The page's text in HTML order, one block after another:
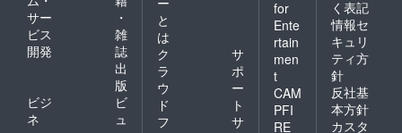
サー
ビス
開発
・
雑
誌
出
版
ビジ
ネ
ビ
ュ
と
は
ク
ラ
ウ
ド
フ
サ
ポ
ー
ト
サ
for
Ente
rtain
men
t
CAM
PFI
RE
く表記
情報セ
キュリ
ティ方
針
反社基
本方針
カスタ